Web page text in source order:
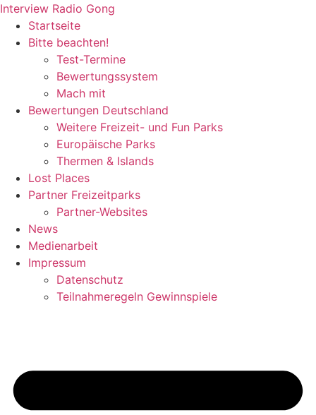
Zum
Inhalt
wechseln
Interview Radio Gong
Startseite
Bitte beachten!
Test-Termine
Bewertungssystem
Mach mit
Bewertungen Deutschland
Weitere Freizeit- und Fun Parks
Europäische Parks
Thermen & Islands
Lost Places
Partner Freizeitparks
Partner-Websites
News
Medienarbeit
Impressum
Datenschutz
Teilnahmeregeln Gewinnspiele